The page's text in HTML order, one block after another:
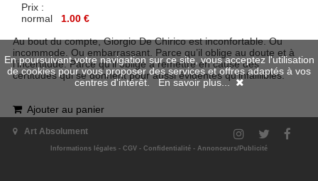
Prix :
normal
1.00 €
Au bout du compte, Giorgio De Chirico est inconfortable. Ou
incommode. Ou embarrassant. Parce qu’il oblige au doute et à
l’incertitude. Parce qu’il oblige à remettre en cause des
certitudes qui se donnent pour aussi évidentes qu’infaillibles.
Ajouter au panier
Retour| Haut de page
Art Absolument
Informations légales - CGV - Confidentialité - Annonceurs/Publicité
En poursuivant votre navigation sur ce site, vous acceptez l'utilisation
de cookies pour vous proposer des services et offres adaptés à vos
centres d'intérêt.En savoir plus...